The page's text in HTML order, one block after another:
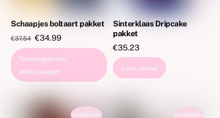
Schaapjes boltaart pakket
€37.54 Oorspronkelijke
prijs
was:
€37.54.
€34.99Huidige
prijs
is:
Toevoegen aan
winkelwagen
Sinterklaas Dripcake
pakket
€35.23
Lees verder
AANBIEDING! AANBIEDING!